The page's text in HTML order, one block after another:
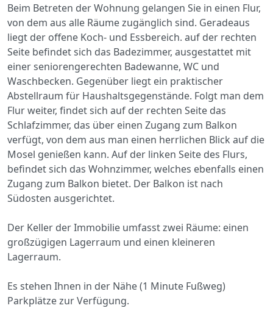
Beim Betreten der Wohnung gelangen Sie in einen Flur,
von dem aus alle Räume zugänglich sind. Geradeaus
liegt der offene Koch- und Essbereich. auf der rechten
Seite befindet sich das Badezimmer, ausgestattet mit
einer seniorengerechten Badewanne, WC und
Waschbecken. Gegenüber liegt ein praktischer
Abstellraum für Haushaltsgegenstände. Folgt man dem
Flur weiter, findet sich auf der rechten Seite das
Schlafzimmer, das über einen Zugang zum Balkon
verfügt, von dem aus man einen herrlichen Blick auf die
Mosel genießen kann. Auf der linken Seite des Flurs,
befindet sich das Wohnzimmer, welches ebenfalls einen
Zugang zum Balkon bietet. Der Balkon ist nach
Südosten ausgerichtet.
Der Keller der Immobilie umfasst zwei Räume: einen
großzügigen Lagerraum und einen kleineren
Lagerraum.
Es stehen Ihnen in der Nähe (1 Minute Fußweg)
Parkplätze zur Verfügung.